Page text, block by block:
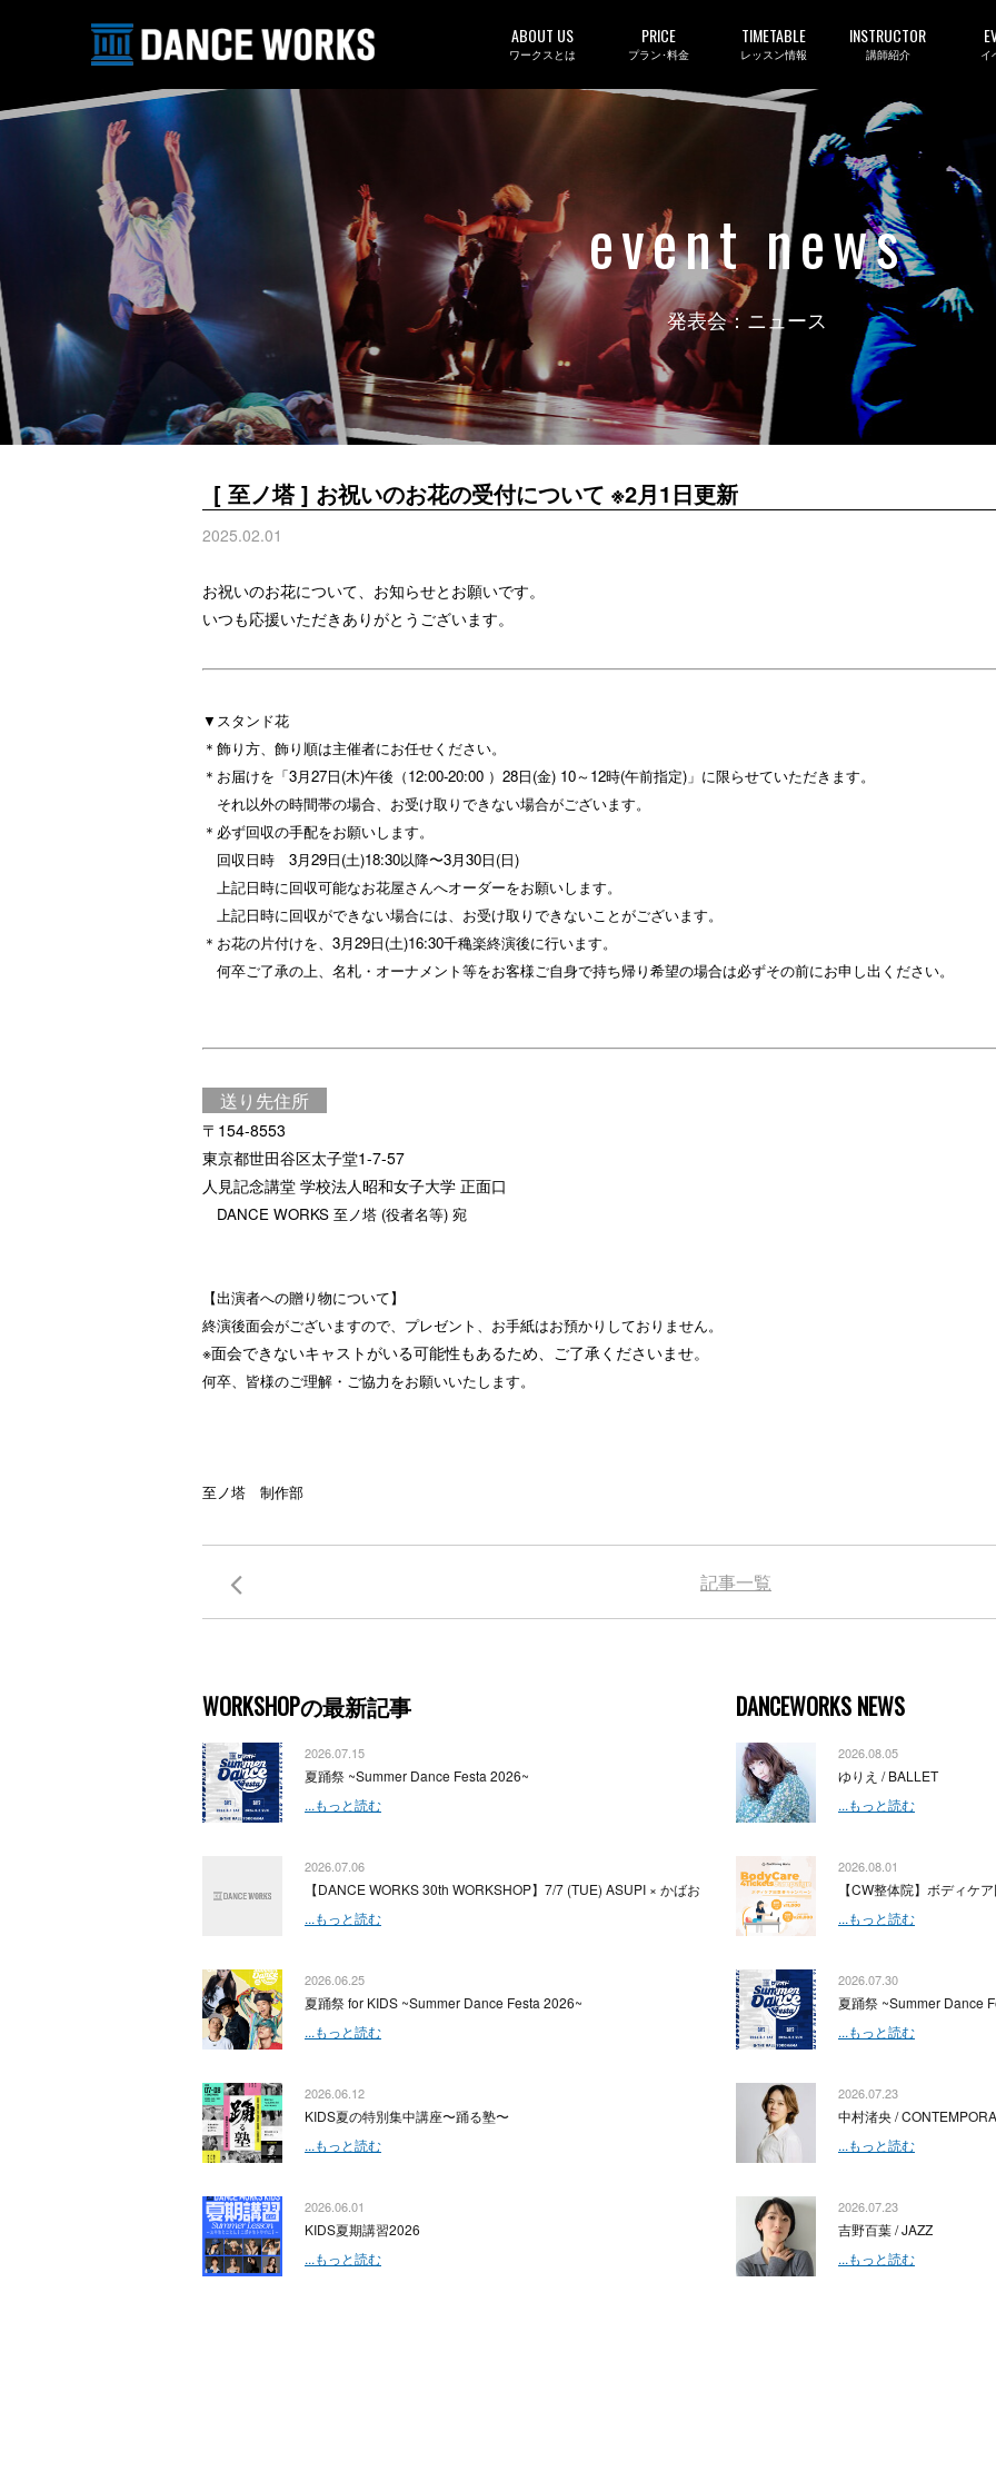
ABOUT US
ワークスとは
PRICE
プラン･料金
TIMETABLE
レッスン情報
INSTRUCTOR
講師紹介 イ
event news
発表会：ニュース
[ 至ノ塔 ] お祝いのお花の受付について ※2月1日更新
2025.02.01
お祝いのお花について、お知らせとお願いです。
いつも応援いただきありがとうございます。
▼スタンド花
＊飾り方、飾り順は主催者にお任せください。
＊お届けを「3月27日(木)午後（12:00-20:00 ）28日(金) 10～12時(午前指定)」に限らせていただきます。
それ以外の時間帯の場合、お受け取りできない場合がございます。
＊必ず回収の手配をお願いします。
回収日時 3月29日(土)18:30以降〜3月30日(日)
上記日時に回収可能なお花屋さんへオーダーをお願いします。
上記日時に回収ができない場合には、お受け取りできないことがございます。
＊お花の片付けを、3月29日(土)16:30千穐楽終演後に行います。
何卒ご了承の上、名札・オーナメント等をお客様ご自身で持ち帰り希望の場合は必ずその前にお申し出ください。
送り先住所
〒154-8553
東京都世田谷区太子堂1-7-57
人見記念講堂 学校法人昭和女子大学 正面口
DANCE WORKS 至ノ塔 (役者名等) 宛
【出演者への贈り物について】
終演後面会がございますので、プレゼント、お手紙はお預かりしておりません。
※面会できないキャストがいる可能性もあるため、ご了承くださいませ。
何卒、皆様のご理解・ご協力をお願いいたします。
至ノ塔 制作部
記事一覧
WORKSHOPの最新記事
2026.07.15
夏踊祭 ~Summer Dance Festa 2026~
...もっと読む
2026.07.06
【DANCE WORKS 30th WORKSHOP】7/7 (TUE) ASUPI × かばお
...もっと読む
2026.06.25
夏踊祭 for KIDS ~Summer Dance Festa 2026~
...もっと読む
2026.06.12
KIDS夏の特別集中講座〜踊る塾〜
...もっと読む
2026.06.01
KIDS夏期講習2026
...もっと読む
DANCEWORKS NEWS
2026.08.05
ゆりえ / BALLET
...もっと読む
2026.08.01
【CW整体院】ボディケ
...もっと読む
2026.07.30
夏踊祭 ~Summer Dance
...もっと読む
2026.07.23
中村渚央 /
...もっと読む
2026.07.23
吉野百葉 / JAZZ
...もっと読む